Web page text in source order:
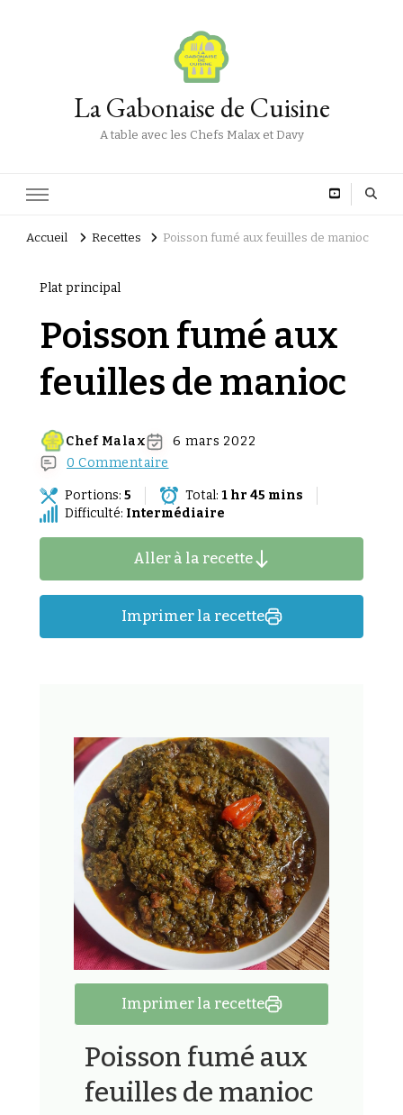
La Gabonaise de Cuisine
A table avec les Chefs Malax et Davy
Accueil Recettes Poisson fumé aux feuilles de manioc
Plat principal
Poisson fumé aux
feuilles de manioc
Chef Malax
6 mars 2022
0 Commentaire
Portions: 5 Total: 1 hr 45 mins
Difficulté: Intermédiaire
Aller à la recette
Imprimer la recette
Imprimer la recette
Poisson fumé aux
feuilles de manioc